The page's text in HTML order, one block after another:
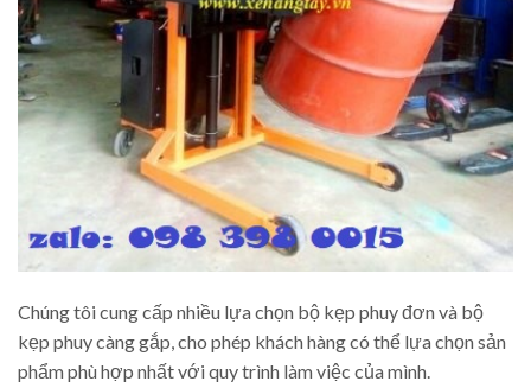
Chúng tôi cung cấp nhiều lựa chọn bộ kẹp phuy đơn và bộ
kẹp phuy càng gắp, cho phép khách hàng có thể lựa chọn sản
phẩm phù hợp nhất với quy trình làm việc của mình.